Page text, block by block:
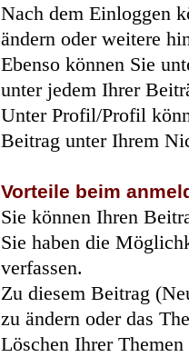
Nach dem Einloggen
ändern oder weitere
Ebenso können Sie
unter jedem Ihrer
Unter Profil/Profil
Beitrag unter Ihrem
Vorteile beim
Sie können Ihren
Sie haben die
verfassen.
Zu diesem Beitrag
zu ändern oder das
Löschen Ihrer